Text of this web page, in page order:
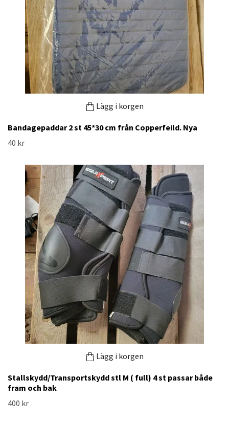
Lägg i korgen
Bandagepaddar 2 st 45*30 cm från Copperfeild. Nya
40 kr
Lägg i korgen
Stallskydd/Transportskydd stl M ( full) 4 st passar både
fram och bak
400 kr